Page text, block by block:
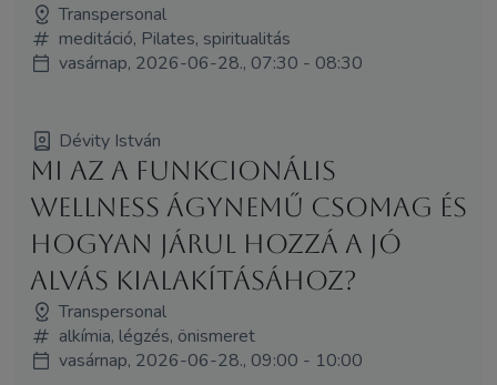
Transpersonal
meditáció, Pilates, spiritualitás
vasárnap, 2026-06-28., 07:30 - 08:30
Dévity István
Mi az a funkcionális
wellness ágynemű csomag és
hogyan járul hozzá a jó
alvás kialakításához?
Transpersonal
alkímia, légzés, önismeret
vasárnap, 2026-06-28., 09:00 - 10:00